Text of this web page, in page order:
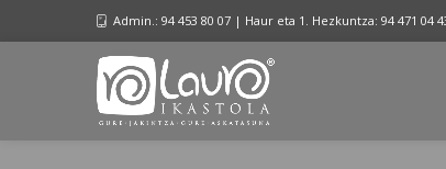
Admin.: 94 453 80 07 | Haur eta 1. Hezkuntza: 94 471 04